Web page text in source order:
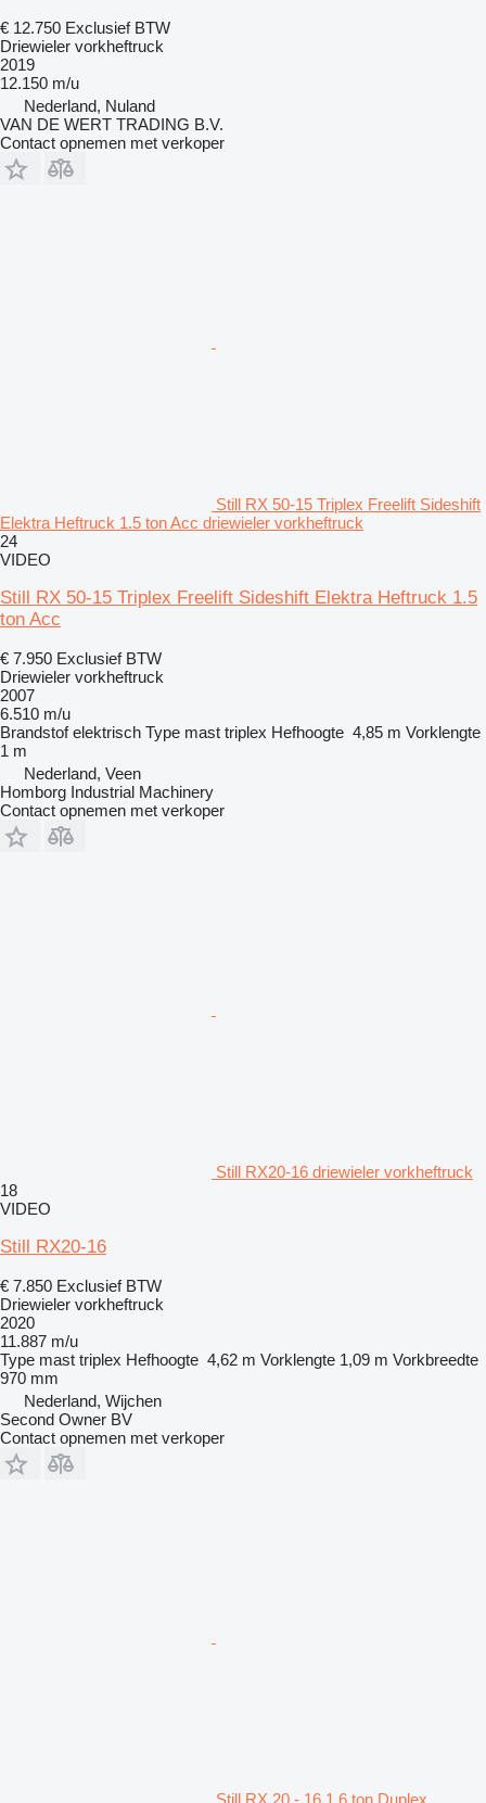
€ 12.750 Exclusief BTW
Driewieler vorkheftruck
2019
12.150 m/u
Nederland, Nuland
VAN DE WERT TRADING B.V.
Contact opnemen met verkoper
Still RX 50-15 Triplex Freelift Sideshift
Elektra Heftruck 1.5 ton Acc driewieler vorkheftruck
24
VIDEO
Still RX 50-15 Triplex Freelift Sideshift Elektra Heftruck 1.5
ton Acc
€ 7.950 Exclusief BTW
Driewieler vorkheftruck
2007
6.510 m/u
Brandstof elektrisch Type mast triplex Hefhoogte 4,85 m Vorklengte
1 m
Nederland, Veen
Homborg Industrial Machinery
Contact opnemen met verkoper
Still RX20-16 driewieler vorkheftruck
18
VIDEO
Still RX20-16
€ 7.850 Exclusief BTW
Driewieler vorkheftruck
2020
11.887 m/u
Type mast triplex Hefhoogte 4,62 m Vorklengte 1,09 m Vorkbreedte
970 mm
Nederland, Wijchen
Second Owner BV
Contact opnemen met verkoper
Still RX 20 - 16 1.6 ton Duplex